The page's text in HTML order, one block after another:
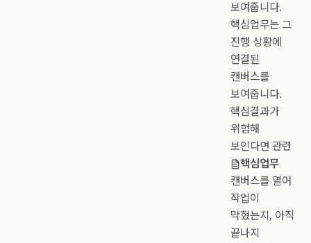
보여줍니다.
핵심업무는 그
진행 상황에
연결된
캔버스를
보여줍니다.
핵심결과가
위험해
보인다면 관련
핵심업무
캔버스를 열어
작업이
막혔는지, 아직
끝나지